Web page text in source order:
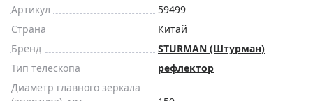
Артикул
59499
Страна
Китай
Бренд
STURMAN (Штурман)
Тип телескопа
рефлектор
Диаметр главного зеркала